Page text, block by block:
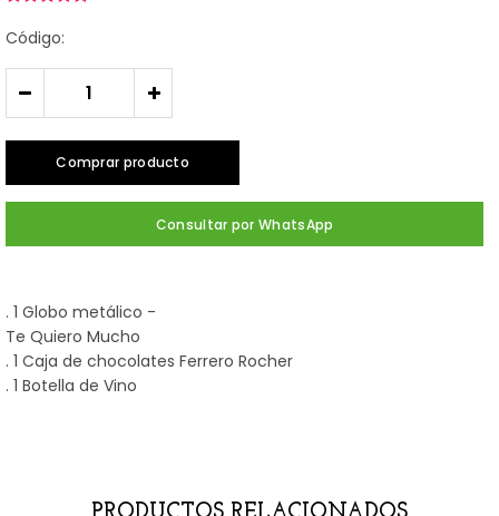
Código:
- +
Comprar producto
Consultar por WhatsApp
. 1 Globo metálico -
Te Quiero Mucho
. 1 Caja de chocolates Ferrero Rocher
. 1 Botella de Vino